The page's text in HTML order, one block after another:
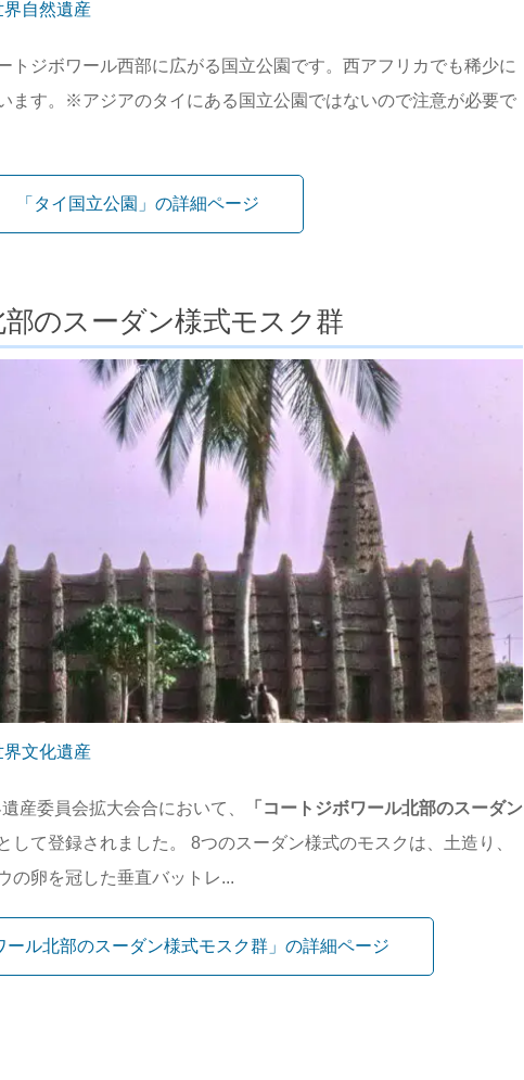
界自然遺産
トジボワール西部に広がる国立公園です。西アフリカでも稀少に
ます。※アジアのタイにある国立公園ではないので注意が必要で
「タイ国立公園」の詳細ページ
のスーダン様式モスク群
界文化遺産
産委員会拡大会合において、
「コートジボワール北部のスーダン
して登録されました。 8つのスーダン様式のモスクは、土造り、
の卵を冠した垂直バットレ...
ール北部のスーダン様式モスク群」の詳細ページ